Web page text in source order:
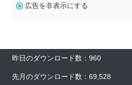
広告を非表示にする
昨日のダウンロード数：960
先月のダウンロード数：69,528